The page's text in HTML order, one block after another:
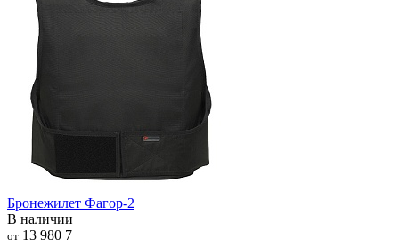
Бронежилет Фагор-2
В наличии
от 13 980 7